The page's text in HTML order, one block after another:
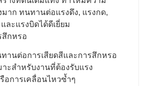
มาก ทนทานต่อแรงดึง, แรงกด,
ละแรงบิดได้ดีเยี่ยม
สึกหรอ
านต่อการเสียดสีและการสึกหรอ
าะสำหรับงานที่ต้องรับแรง
อการเคลื่อนไหวซ้ำๆ